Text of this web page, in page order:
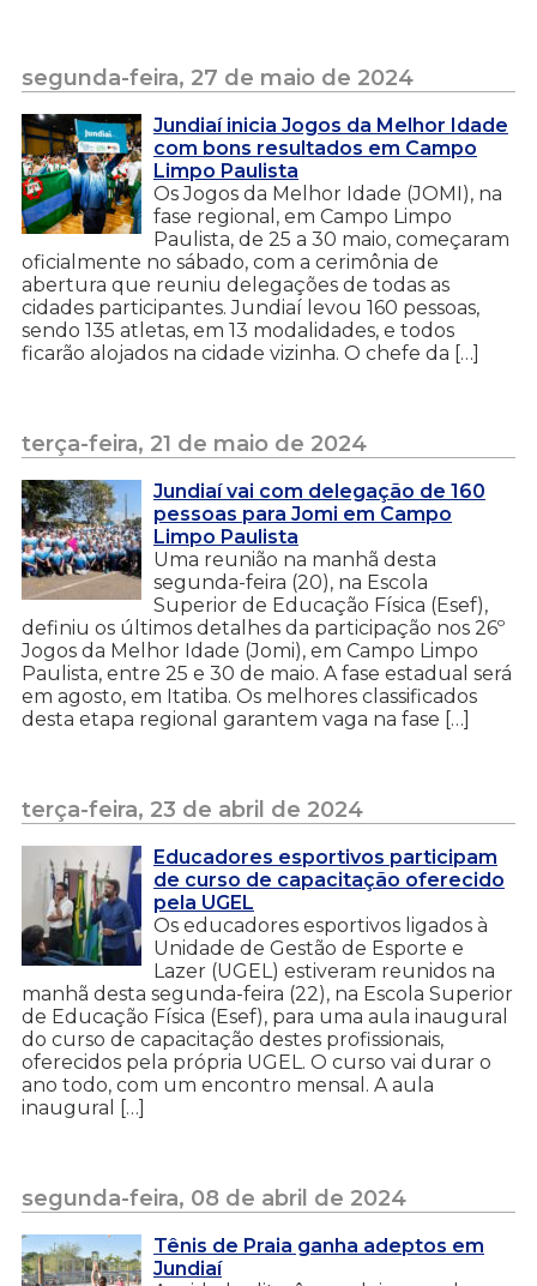
segunda-feira, 27 de maio de 2024
Jundiaí inicia Jogos da Melhor Idade
com bons resultados em Campo
Limpo Paulista
Os Jogos da Melhor Idade (JOMI), na
fase regional, em Campo Limpo
Paulista, de 25 a 30 maio, começaram
oficialmente no sábado, com a cerimônia de
abertura que reuniu delegações de todas as
cidades participantes. Jundiaí levou 160 pessoas,
sendo 135 atletas, em 13 modalidades, e todos
ficarão alojados na cidade vizinha. O chefe da […]
terça-feira, 21 de maio de 2024
Jundiaí vai com delegação de 160
pessoas para Jomi em Campo
Limpo Paulista
Uma reunião na manhã desta
segunda-feira (20), na Escola
Superior de Educação Física (Esef),
definiu os últimos detalhes da participação nos 26º
Jogos da Melhor Idade (Jomi), em Campo Limpo
Paulista, entre 25 e 30 de maio. A fase estadual será
em agosto, em Itatiba. Os melhores classificados
desta etapa regional garantem vaga na fase […]
terça-feira, 23 de abril de 2024
Educadores esportivos participam
de curso de capacitação oferecido
pela UGEL
Os educadores esportivos ligados à
Unidade de Gestão de Esporte e
Lazer (UGEL) estiveram reunidos na
manhã desta segunda-feira (22), na Escola Superior
de Educação Física (Esef), para uma aula inaugural
do curso de capacitação destes profissionais,
oferecidos pela própria UGEL. O curso vai durar o
ano todo, com um encontro mensal. A aula
inaugural […]
segunda-feira, 08 de abril de 2024
Tênis de Praia ganha adeptos em
Jundiaí